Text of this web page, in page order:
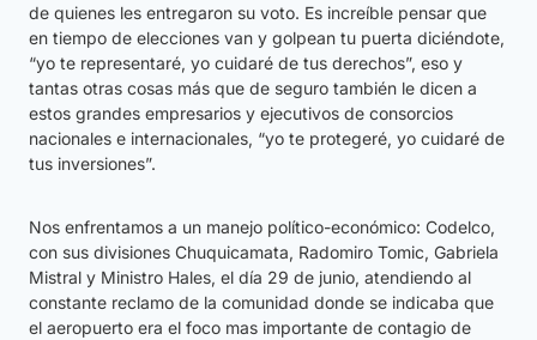
de quienes les entregaron su voto. Es increíble pensar que
en tiempo de elecciones van y golpean tu puerta diciéndote,
“yo te representaré, yo cuidaré de tus derechos”, eso y
tantas otras cosas más que de seguro también le dicen a
estos grandes empresarios y ejecutivos de consorcios
nacionales e internacionales, “yo te protegeré, yo cuidaré de
tus inversiones”.
Nos enfrentamos a un manejo político-económico: Codelco,
con sus divisiones Chuquicamata, Radomiro Tomic, Gabriela
Mistral y Ministro Hales, el día 29 de junio, atendiendo al
constante reclamo de la comunidad donde se indicaba que
el aeropuerto era el foco mas importante de contagio de